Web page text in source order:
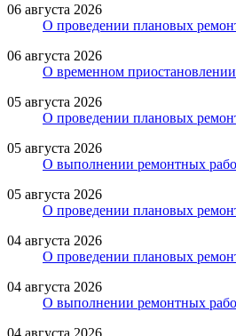
06 августа 2026
О проведении плановых
06 августа 2026
О временном приостановлении
05 августа 2026
О проведении плановых
05 августа 2026
О выполнении ремонтных
05 августа 2026
О проведении плановых
04 августа 2026
О проведении плановых
04 августа 2026
О выполнении ремонтных
04 августа 2026